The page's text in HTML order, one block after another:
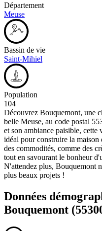
Département
Meuse
Bassin de vie
Saint-Mihiel
Population
104
Découvrez Bouquemont, une
belle Meuse, au code postal
et son ambiance paisible, cette
idéal pour construire la
des commodités, comme des
tout en savourant le bonheur
N'attendez plus, Bouquemont
plus beaux projets !
Données
Bouquemont